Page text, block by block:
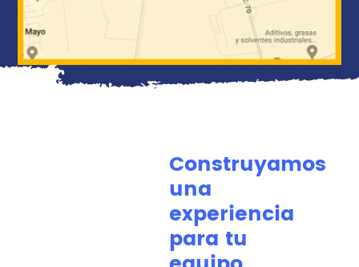
Construyamos
una
experiencia
para tu